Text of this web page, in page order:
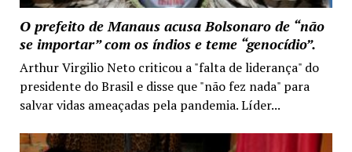
O prefeito de Manaus acusa Bolsonaro de “não
se importar” com os índios e teme “genocídio”.
Arthur Virgilio Neto criticou a "falta de liderança" do
presidente do Brasil e disse que "não fez nada" para
salvar vidas ameaçadas pela pandemia. Líder...